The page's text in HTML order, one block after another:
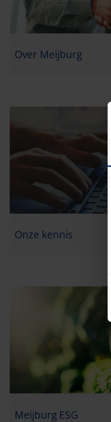
Over Meijburg
Onze kennis
Meijburg ESG